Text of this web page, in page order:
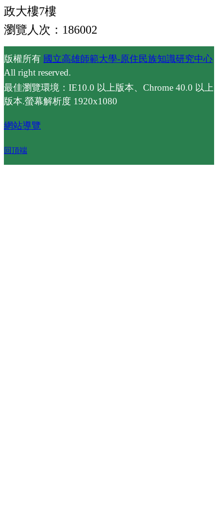
政大樓7樓
瀏覽人次：186002
版權所有 國立高雄師範大學-原住民族知識研究中心
All right reserved.
最佳瀏覽環境：IE10.0 以上版本、Chrome 40.0 以上
版本.螢幕解析度 1920x1080
網站導覽
回頂端